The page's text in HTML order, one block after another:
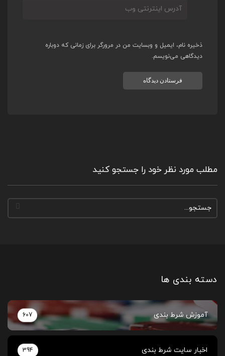
ذخیره نام، ایمیل و وبسایت من در مرورگر برای زمانی که دوباره
دیدگاهی می‌نویسم.
مطلب مورد نظر خود را جستجو کنید
دسته بندی ها
آموزش شرط بندی 607
اخبار سایت شرط بندی 394